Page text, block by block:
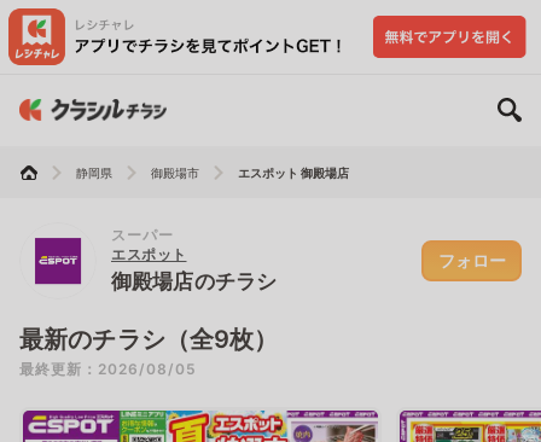
静岡県 御殿場市 エスポット 御殿場店
スーパー
エスポット
御殿場店のチラシ
フォロー
最新のチラシ（全9枚）
最終更新：2026/08/05